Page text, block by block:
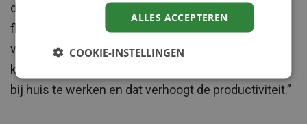
documenten online spelen een grote rol in het
flexibel werken. Dit betekent dat de flexwerker
volledig operationeel is, zelfs wanneer hij niet op
kantoor aanwezig is. Men bespaart tijd door dichter
bij huis te werken en dat verhoogt de productiviteit.”
ALLES ACCEPTEREN
COOKIE-INSTELLINGEN